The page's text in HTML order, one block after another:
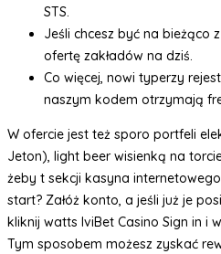
STS.
Jeśli chcesz być na bieżąco
ofertę zakładów na dziś.
Co więcej, nowi typerzy
naszym kodem otrzymają
W ofercie jest też sporo portfeli
Jeton), light beer wisienką na
żeby t sekcji kasyna
start? Załóż konto, a jeśli już je
kliknij watts IviBet Casino Sign in i
Tym sposobem możesz zyskać